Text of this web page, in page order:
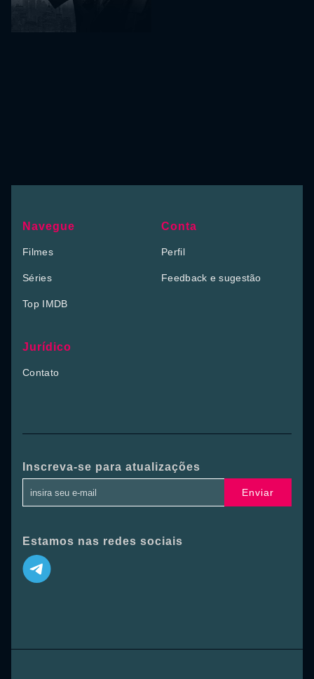
Navegue
Filmes
Séries
Top IMDB
Conta
Perfil
Feedback e sugestão
Jurídico
Contato
Inscreva-se para atualizações
Enviar
Estamos nas redes sociais